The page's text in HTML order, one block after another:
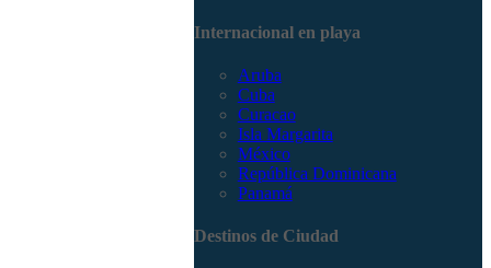
Internacional en playa
Aruba
Cuba
Curacao
Isla Margarita
México
República Dominicana
Panamá
Destinos de Ciudad